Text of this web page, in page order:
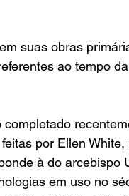
suas obras
ao tempo
completado
por Ellen
à do arcebispo
em uso no